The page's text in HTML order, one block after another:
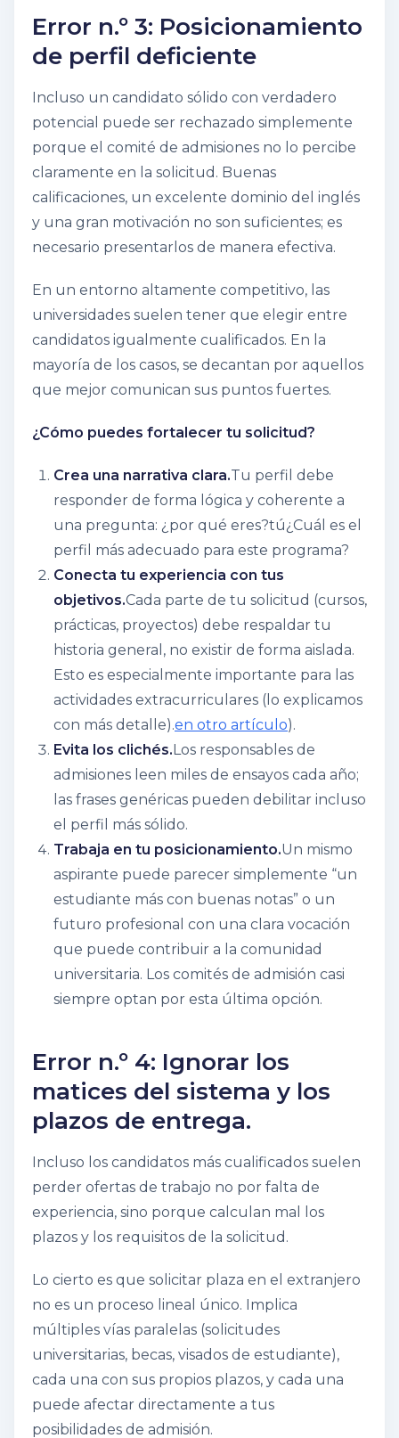
Error n.º 3: Posicionamiento
de perfil deficiente
Incluso un candidato sólido con verdadero
potencial puede ser rechazado simplemente
porque el comité de admisiones no lo percibe
claramente en la solicitud. Buenas
calificaciones, un excelente dominio del inglés
y una gran motivación no son suficientes; es
necesario presentarlos de manera efectiva.
En un entorno altamente competitivo, las
universidades suelen tener que elegir entre
candidatos igualmente cualificados. En la
mayoría de los casos, se decantan por aquellos
que mejor comunican sus puntos fuertes.
¿Cómo puedes fortalecer tu solicitud?
Crea una narrativa clara.Tu perfil debe
responder de forma lógica y coherente a
una pregunta: ¿por qué eres?tú¿Cuál es el
perfil más adecuado para este programa?
Conecta tu experiencia con tus
objetivos.Cada parte de tu solicitud (cursos,
prácticas, proyectos) debe respaldar tu
historia general, no existir de forma aislada.
Esto es especialmente importante para las
actividades extracurriculares (lo explicamos
con más detalle).en otro artículo).
Evita los clichés.Los responsables de
admisiones leen miles de ensayos cada año;
las frases genéricas pueden debilitar incluso
el perfil más sólido.
Trabaja en tu posicionamiento.Un mismo
aspirante puede parecer simplemente “un
estudiante más con buenas notas” o un
futuro profesional con una clara vocación
que puede contribuir a la comunidad
universitaria. Los comités de admisión casi
siempre optan por esta última opción.
Error n.º 4: Ignorar los
matices del sistema y los
plazos de entrega.
Incluso los candidatos más cualificados suelen
perder ofertas de trabajo no por falta de
experiencia, sino porque calculan mal los
plazos y los requisitos de la solicitud.
Lo cierto es que solicitar plaza en el extranjero
no es un proceso lineal único. Implica
múltiples vías paralelas (solicitudes
universitarias, becas, visados ​​de estudiante),
cada una con sus propios plazos, y cada una
puede afectar directamente a tus
posibilidades de admisión.